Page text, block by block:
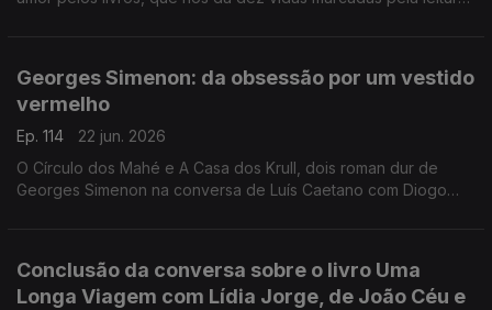
Caetano, fala-se também do Festival Babell, que começa esta
quarta-feita no Porto, o maior investimento de sempre no
nosso país num evento literário, iniciativa da Livraria Lello.
Georges Simenon: da obsessão por um vestido
vermelho
Ep. 114
22 jun. 2026
O Círculo dos Mahé e A Casa dos Krull, dois roman dur de
Georges Simenon na conversa de Luís Caetano com Diogo
Conclusão da conversa sobre o livro Uma
Longa Viagem com Lídia Jorge, de João Céu e